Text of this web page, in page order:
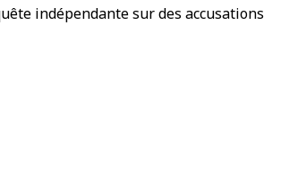
indépendante sur des accusations